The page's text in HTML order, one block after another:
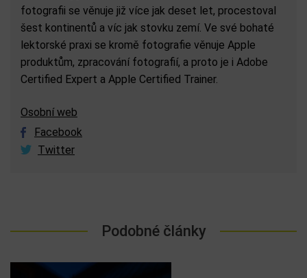
diet pills removing skin tags | male enhancement |
breast
increasement
http://limitlesspillsreal.com/
viagra for men cialis free trial home
Sdílej článek přátelům:
lektor, blogger a zakladatel Ilumia. Cestovatelské
fotografii se věnuje již více jak deset let, procestoval